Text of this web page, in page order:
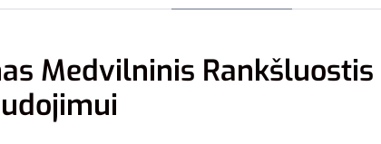
Medvilninis